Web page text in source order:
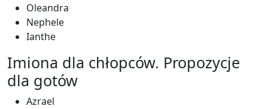
Oleandra
Nephele
Ianthe
Imiona dla chłopców. Propozycje
dla gotów
Azrael